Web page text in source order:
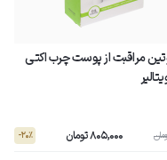
مراقبت از پوست چرب اکتی
805,000 تومان - 20٪